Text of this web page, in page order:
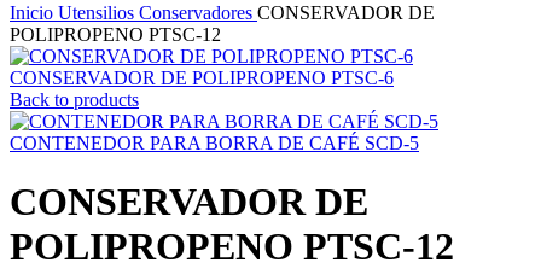
Inicio Utensilios Conservadores CONSERVADOR DE
POLIPROPENO PTSC-12
CONSERVADOR DE POLIPROPENO PTSC-6
Back to products
CONTENEDOR PARA BORRA DE CAFÉ SCD-5
CONSERVADOR DE
POLIPROPENO PTSC-12